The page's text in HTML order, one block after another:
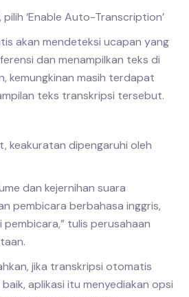
‘Enable Auto-Transcription’
akan mendeteksi ucapan yang
dan menampilkan teks di
kemungkinan masih terdapat
teks transkripsi tersebut.
keakuratan dipengaruhi oleh
dan kejernihan suara
pembicara berbahasa inggris,
tulis perusahaan
jika transkripsi otomatis
aplikasi itu menyediakan opsi